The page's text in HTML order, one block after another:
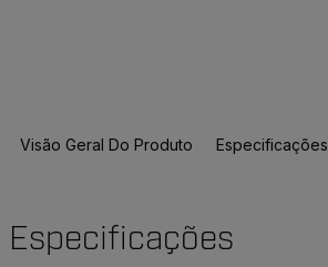
Visão Geral Do Produto Especificações
Especificações